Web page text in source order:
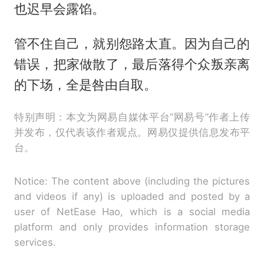
也迟早会露馅。
管不住自己，就别怨路太直。因为自己的
错误，把家做散了，最后落得个众叛亲离
的下场，全是咎由自取。
特别声明：本文为网易自媒体平台“网易号”作者上传
并发布，仅代表该作者观点。网易仅提供信息发布平
台。
Notice: The content above (including the pictures
and videos if any) is uploaded and posted by a
user of NetEase Hao, which is a social media
platform and only provides information storage
services.